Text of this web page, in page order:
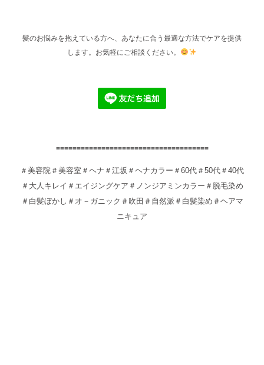
髪のお悩みを抱えている方へ、あなたに合う最適な方法でケアを提供
します。お気軽にご相談ください。
≡≡≡≡≡≡≡≡≡≡≡≡≡≡≡≡≡≡≡≡≡≡≡≡≡≡≡≡≡≡≡≡≡≡≡≡≡
＃美容院＃美容室＃ヘナ＃江坂＃ヘナカラー＃60代＃50代＃40代
＃大人キレイ＃エイジングケア＃ノンジアミンカラー＃脱毛染め
＃白髪ぼかし＃オ－ガニック＃吹田＃自然派＃白髪染め＃ヘアマ
ニキュア